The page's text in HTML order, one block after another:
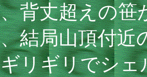
背丈超えの笹
結局山頂付近
リギリでシ